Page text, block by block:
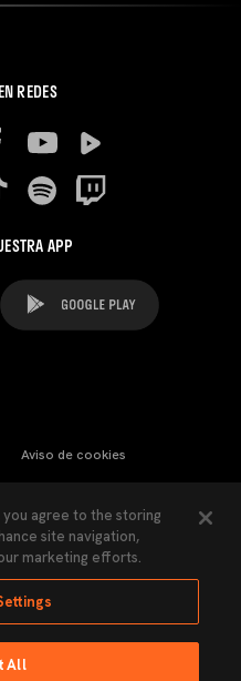
REDES
APP
Aviso de cookies
Política de Privacidad
you agree to the storing
site navigation,
marketing efforts.
All